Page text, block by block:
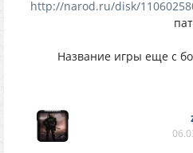
http://narod.ru/disk/
Название игры еще с